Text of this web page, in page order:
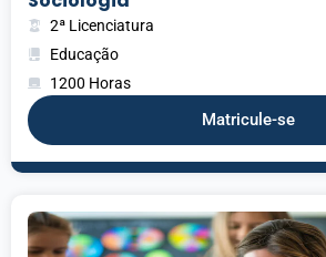
2ª Licenciatura
Educação
1200 Horas
Matricule-se